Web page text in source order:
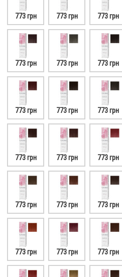
773 грн 773 грн 773 грн
773 грн 773 грн 773 грн
773 грн 773 грн 773 грн
773 грн 773 грн 773 грн
773 грн 773 грн 773 грн
773 грн 773 грн 773 грн